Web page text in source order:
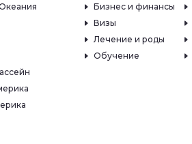
Бизнес и финансы
Визы
Лечение и роды
Обучение